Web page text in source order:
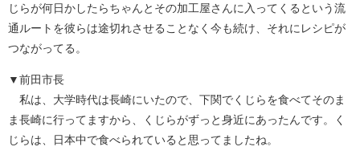
じらが何日かしたらちゃんとその加工屋さんに入ってくるという流
通ルートを彼らは途切れさせることなく今も続け、それにレシピが
つながってる。
▼前田市長
私は、大学時代は長崎にいたので、下関でくじらを食べてそのま
ま長崎に行ってますから、くじらがずっと身近にあったんです。く
じらは、日本中で食べられていると思ってましたね。